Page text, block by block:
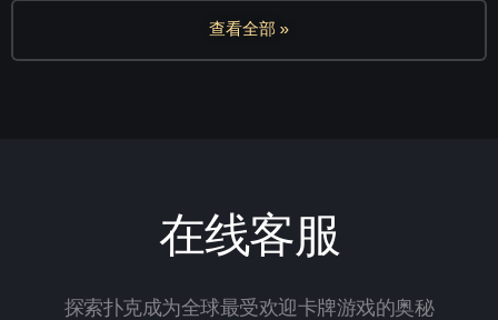
查看全部 »
在线客服
探索扑克成为全球最受欢迎卡牌游戏的奥秘